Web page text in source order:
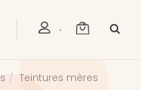
Teintures mères